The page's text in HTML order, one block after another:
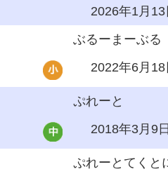
2026年1月13
ぶるーまーぶる
2022年6月18
ぷれーと
2018年3月9
ぷれーとてくと